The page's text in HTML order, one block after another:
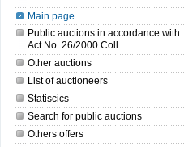
Main page
Public auctions in accordance with
Act No. 26/2000 Coll
Other auctions
List of auctioneers
Statiscics
Search for public auctions
Others offers